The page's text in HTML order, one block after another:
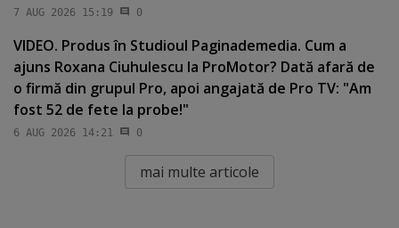
7 AUG 2026 15:19 0
VIDEO. Produs în Studioul Paginademedia. Cum a
ajuns Roxana Ciuhulescu la ProMotor? Dată afară de
o firmă din grupul Pro, apoi angajată de Pro TV: "Am
fost 52 de fete la probe!"
6 AUG 2026 14:21 0
mai multe articole